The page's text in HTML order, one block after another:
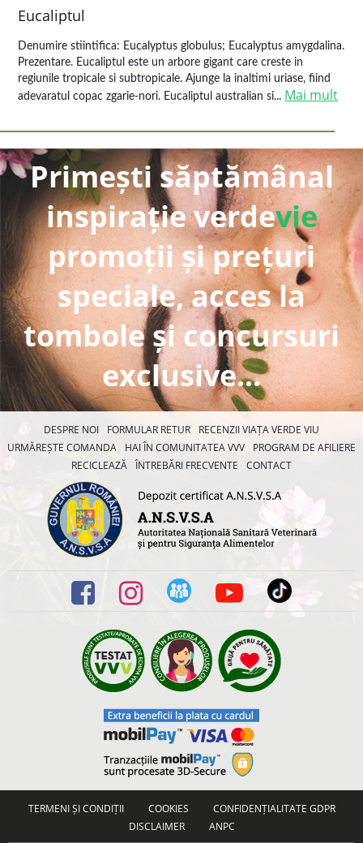
Eucaliptul
Denumire stiintifica: Eucalyptus globulus; Eucalyptus amygdalina.
Prezentare. Eucaliptul este un arbore gigant care creste in
regiunile tropicale si subtropicale. Ajunge la inaltimi uriase, fiind
adevaratul copac zgarie-nori. Eucaliptul australian si... Mai mult
Primești săptămânal
inspirație verdevie
promoții și prețuri
speciale, acces la
tombole și concursuri
exclusive...
DESPRE NOI FORMULAR RETUR
RECENZII VIAȚA VERDE VIU
URMĂREȘTE COMANDA
HAI ÎN COMUNITATEA VVV
PROGRAM DE AFILIERE
RECICLEAZĂ ÎNTREBĂRI FRECVENTE CONTACT
TERMENI ȘI CONDIȚII COOKIES
CONFIDENȚIALITATE GDPR
DISCLAIMER
ANPC